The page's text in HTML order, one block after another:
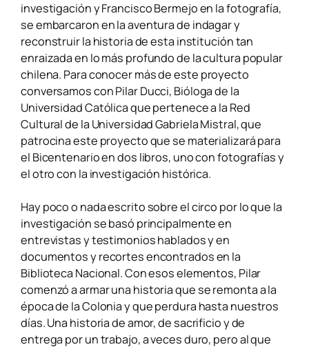
investigación y Francisco Bermejo en la fotografía,
se embarcaron en la aventura de indagar y
reconstruir la historia de esta institución tan
enraizada en lo más profundo de la cultura popular
chilena. Para conocer más de este proyecto
conversamos con Pilar Ducci, Bióloga de la
Universidad Católica que pertenece a la Red
Cultural de la Universidad Gabriela Mistral, que
patrocina este proyecto que se materializará para
el Bicentenario en dos libros, uno con fotografíasy
el otro con la investigación histórica.
Hay poco o nada escrito sobre el circo por lo que la
investigación se basó principalmente en
entrevistas y testimonios hablados y en
documentos y recortes encontrados en la
Biblioteca Nacional. Con esos elementos, Pilar
comenzó a armar una historia que se remonta a la
época de la Colonia y que perdura hasta nuestros
días. Una historia de amor, de sacrificio y de
entrega por un trabajo, a veces duro, pero al que